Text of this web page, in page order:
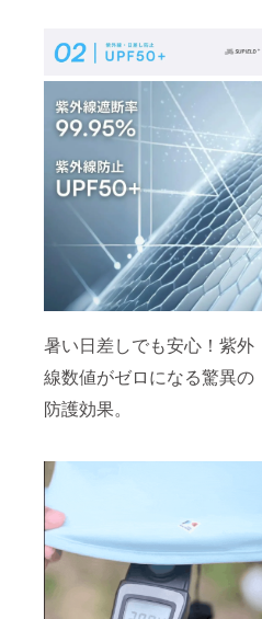
暑い日差しでも安心！紫外
線数値がゼロになる驚異の
防護効果。